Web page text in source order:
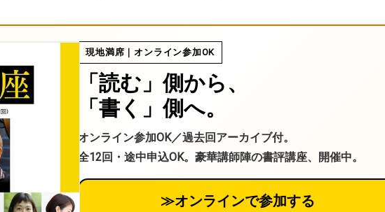
現地満席｜オンライン参加OK
「読む」側から、
「書く」側へ。
オンライン参加OK／過去回アーカイブ付。
全12回・途中申込OK。豪華講師陣の書評講座、開催中。
≫オンラインで参加する